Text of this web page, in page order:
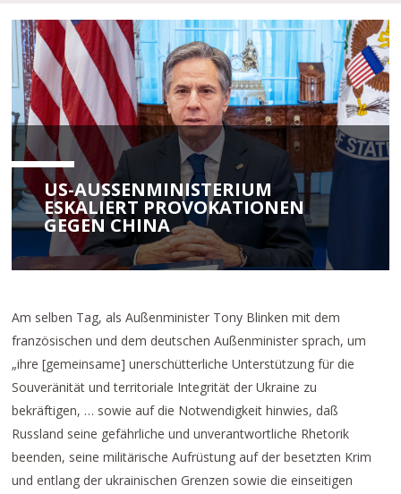
US-AUSSENMINISTERIUM E
SKALIERT PROVOKATIONEN G
EGEN CHINA
Am selben Tag, als Außenminister Tony Blinken mit dem
französischen und dem deutschen Außenminister sprach, um
„ihre [gemeinsame] unerschütterliche Unterstützung für die
Souveränität und territoriale Integrität der Ukraine zu
bekräftigen, … sowie auf die Notwendigkeit hinwies, daß
Russland seine gefährliche und unverantwortliche Rhetorik
beenden, seine militärische Aufrüstung auf der besetzten Krim
und entlang der ukrainischen Grenzen sowie die einseitigen